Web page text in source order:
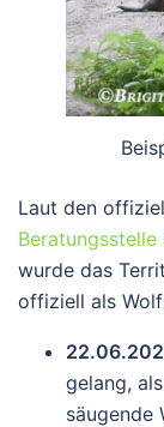
Laut den
Beratungsstelle
wurde das
offiziell als
gelang,
säugende